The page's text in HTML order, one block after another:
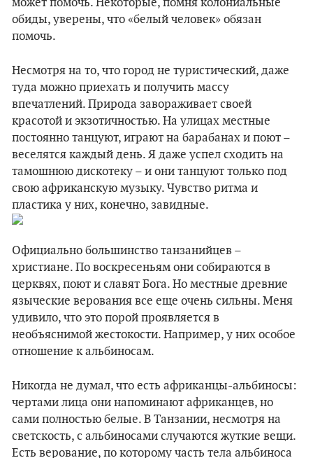
может помочь. Некоторые, помня колониальные
обиды, уверены, что «белый человек» обязан
помочь.
Несмотря на то, что город не туристический, даже
туда можно приехать и получить массу
впечатлений. Природа завораживает своей
красотой и экзотичностью. На улицах местные
постоянно танцуют, играют на барабанах и поют –
веселятся каждый день. Я даже успел сходить на
тамошнюю дискотеку – и они танцуют только под
свою африканскую музыку. Чувство ритма и
пластика у них, конечно, завидные.
Официально большинство танзанийцев –
христиане. По воскресеньям они собираются в
церквях, поют и славят Бога. Но местные древние
языческие верования все еще очень сильны. Меня
удивило, что это порой проявляется в
необъяснимой жестокости. Например, у них особое
отношение к альбиносам.
Никогда не думал, что есть африканцы-альбиносы:
чертами лица они напоминают африканцев, но
сами полностью белые. В Танзании, несмотря на
светскость, с альбиносами случаются жуткие вещи.
Есть верование, по которому часть тела альбиноса